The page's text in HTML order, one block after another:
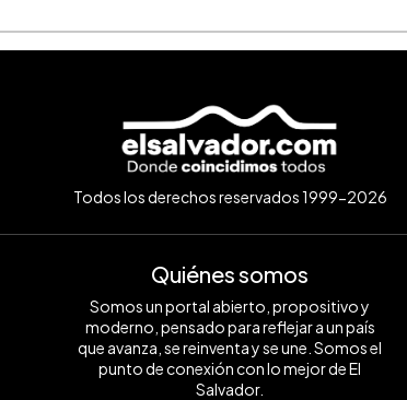
Todos los derechos reservados 1999-2026
Quiénes somos
Somos un portal abierto, propositivo y
moderno, pensado para reflejar a un país
que avanza, se reinventa y se une. Somos el
punto de conexión con lo mejor de El
Salvador.